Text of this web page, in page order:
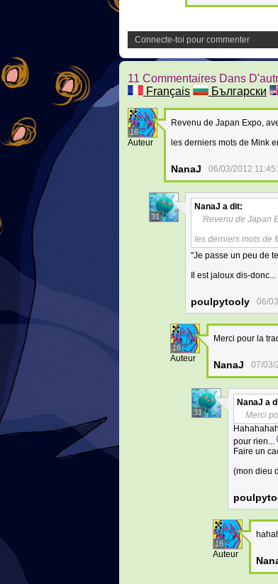
Connecte-toi pour commenter
11 Commentaires Dans
Français
Български
16
Auteur
Revenu de Japan Expo,
les derniers mots de Mink
NanaJ 06/03/2012
31
NanaJ a dit:
Revenu de Japan
les derniers mots de
"Je passe un peu de
Il est jaloux dis-
poulpytooly 06/
16
Auteur
Merci pour la
NanaJ 07/03/
31
NanaJ a
Merci
pour rien...
Faire un
(mon dieu
16
Auteur